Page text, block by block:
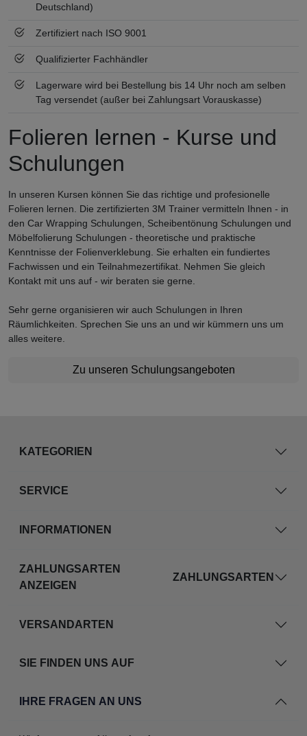
Deutschland)
Zertifiziert nach ISO 9001
Qualifizierter Fachhändler
Lagerware wird bei Bestellung bis 14 Uhr noch am selben
Tag versendet (außer bei Zahlungsart Vorauskasse)
Folieren lernen - Kurse und
Schulungen
In unseren Kursen können Sie das richtige und profesionelle
Folieren lernen. Die zertifizierten 3M Trainer vermitteln Ihnen - in
den Car Wrapping Schulungen, Scheibentönung Schulungen und
Möbelfolierung Schulungen - theoretische und praktische
Kenntnisse der Folienverklebung. Sie erhalten ein fundiertes
Fachwissen und ein Teilnahmezertifikat. Nehmen Sie gleich
Kontakt mit uns auf - wir beraten sie gerne.
Sehr gerne organisieren wir auch Schulungen in Ihren
Räumlichkeiten. Sprechen Sie uns an und wir kümmern uns um
alles weitere.
Zu unseren Schulungsangeboten
KATEGORIEN
SERVICE
INFORMATIONEN
ZAHLUNGSARTEN
ANZEIGEN
ZAHLUNGSARTEN
VERSANDARTEN
SIE FINDEN UNS AUF
IHRE FRAGEN AN UNS